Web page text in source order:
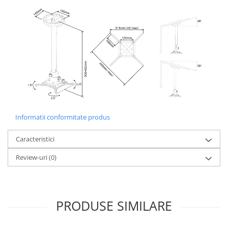
Materiale Didactice Gimnaziu si
Biologie
Fizica
Educatie Civica
Limba engleza
Birotica si Papetarie
Table Scolare,Whiteboard-uri si
Informatii conformitate produs
Caracteristici
Review-uri(0)
PRODUSE SIMILARE